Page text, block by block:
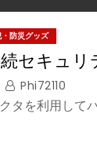
防災グッズ
セキュリ
Phi72110
タを利用して